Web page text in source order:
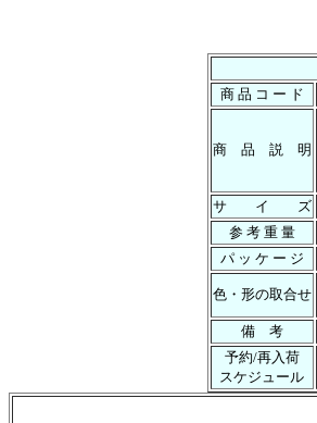
商 品 コ ー ド
商 品 説 明
サ イ ズ
参 考 重 量
パ ッ ケ ー ジ
色・形の取合せ
備 考
予約/再入荷
スケジュール